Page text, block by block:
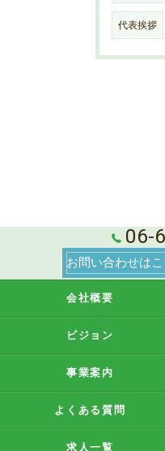
代表挨拶
06-
お問い合わせはこ
会社概要
ビジョン
事業案内
よくある質問
求人一覧